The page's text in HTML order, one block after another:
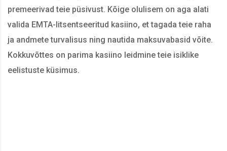
premeerivad teie püsivust. Kõige olulisem on aga alati
valida EMTA-litsentseeritud kasiino, et tagada teie raha
ja andmete turvalisus ning nautida maksuvabasid võite.
Kokkuvõttes on parima kasiino leidmine teie isiklike
eelistuste küsimus.